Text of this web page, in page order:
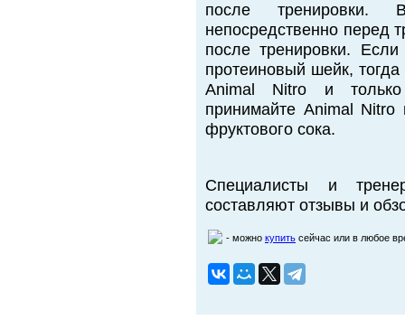
после тренировки.
непосредственно перед
после тренировки.
протеиновый шейк,
Animal Nitro и
принимайте Animal
фруктового сока.
Специалисты и
составляют отзывы и
- можно купить сейчас или в любое